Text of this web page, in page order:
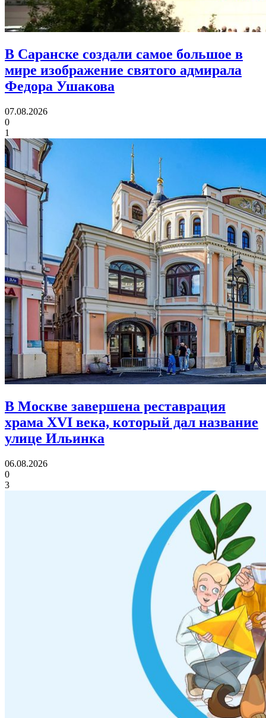
В Саранске создали самое большое в
мире изображение святого адмирала
Федора Ушакова
07.08.2026
0
1
В Москве завершена реставрация
храма XVI века, который дал название
улице Ильинка
06.08.2026
0
3